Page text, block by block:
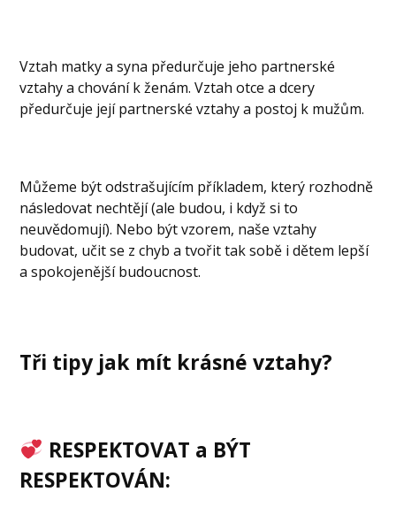
Vztah matky a syna předurčuje jeho partnerské
vztahy a chování k ženám. Vztah otce a dcery
předurčuje její partnerské vztahy a postoj k mužům.
Můžeme být odstrašujícím příkladem, který rozhodně
následovat nechtějí (ale budou, i když si to
neuvědomují). Nebo být vzorem, naše vztahy
budovat, učit se z chyb a tvořit tak sobě i dětem lepší
a spokojenější budoucnost.
Tři tipy jak mít krásné vztahy?
RESPEKTOVAT a BÝT
RESPEKTOVÁN: